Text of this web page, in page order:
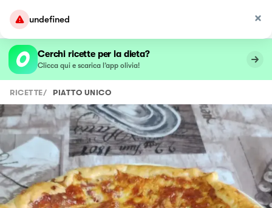
undefined
Cerchi ricette per la dieta?
Clicca qui e scarica l’app olivia!
RICETTE/ PIATTO UNICO